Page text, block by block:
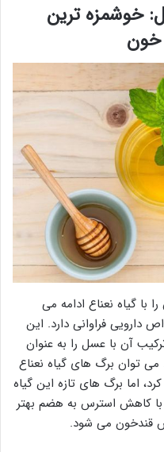
خوشمزه ترین
خون
با گیاه نعناع ادامه می
دارویی فراوانی دارد. این
آن با عسل را به عنوان
توان برگ های گیاه نعناع
اما برگ های تازه این گیاه
کاهش استرس به هضم بهتر
قندخون می شود.